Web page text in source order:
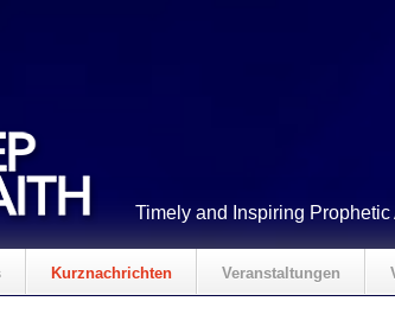
Timely and Inspiring
Kurznachrichten Veranstaltungen